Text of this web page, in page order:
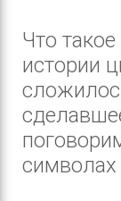
Что
истории
символах